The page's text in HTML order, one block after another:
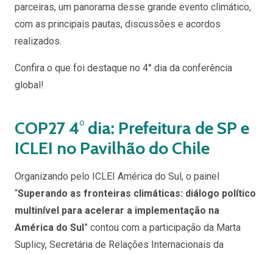
parceiras, um panorama desse grande evento climático,
com as principais pautas, discussões e acordos
realizados.
Confira o que foi destaque no 4° dia da conferência
global!
COP27 4° dia: Prefeitura de SP e
ICLEI no Pavilhão do Chile
Organizando pelo ICLEI América do Sul, o painel
“Superando as fronteiras climáticas: diálogo político
multinível para acelerar a implementação na
América do Sul” contou com a participação da Marta
Suplicy, Secretária de Relações Internacionais da